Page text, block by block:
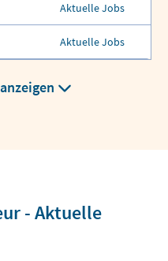
Aktuelle Jobs
Aktuelle Jobs
- Aktuelle